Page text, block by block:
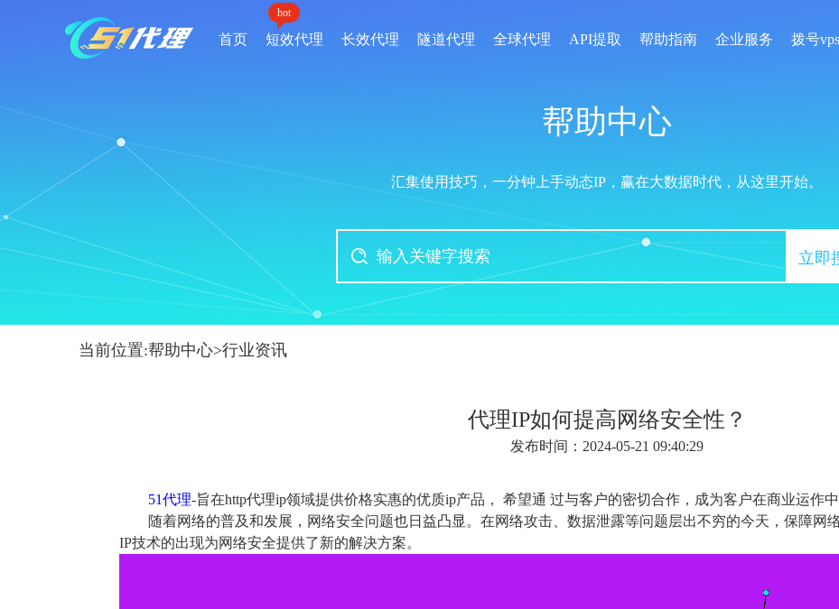
首页
hot
短效代理 长效代理 隧道代理 全球代理 API提取 帮助指南 企业服务 拨号vps
帮助中心
汇集使用技巧，一分钟上手动态IP，赢在大数据时代，从这里开始。
立即
当前位置:帮助中心>行业资讯
代理IP如何提高网络安全性？
发布时间：2024-05-21 09:40:29
51代理-旨在http代理ip领域提供价格实惠的优质ip产品， 希望通 过与客户的密切合作，成为客户在商业运作
随着网络的普及和发展，网络安全问题也日益凸显。在网络攻击、数据泄露等问题层出不穷的今天，保障网
IP技术的出现为网络安全提供了新的解决方案。